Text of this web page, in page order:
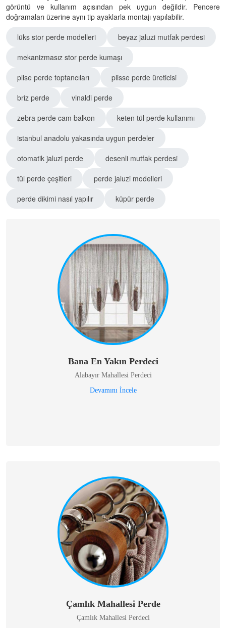
görüntü ve kullanım açısından pek uygun değildir. Pencere
doğramaları üzerine aynı tip ayaklarla montajı yapılabilir.
lüks stor perde modelleri
beyaz jaluzi mutfak perdesi
mekanizmasız stor perde kumaşı
plise perde toptancıları
plisse perde üreticisi
briz perde
vinaldi perde
zebra perde cam balkon
keten tül perde kullanımı
istanbul anadolu yakasında uygun perdeler
otomatik jaluzi perde
desenli mutfak perdesi
tül perde çeşitleri
perde jaluzi modelleri
perde dikimi nasıl yapılır
küpür perde
Bana En Yakın Perdeci
Alabayır Mahallesi Perdeci
Devamını İncele
Çamlık Mahallesi Perde
Çamlık Mahallesi Perdeci